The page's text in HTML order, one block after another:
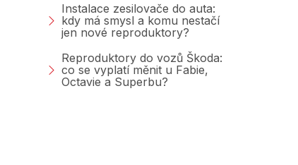
Instalace zesilovače do auta:
kdy má smysl a komu nestačí
jen nové reproduktory?
Reproduktory do vozů Škoda:
co se vyplatí měnit u Fabie,
Octavie a Superbu?